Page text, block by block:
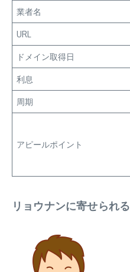
業者名
URL
ドメイン取得日
利息
周期
アピールポイント
リョウナンに寄せられ